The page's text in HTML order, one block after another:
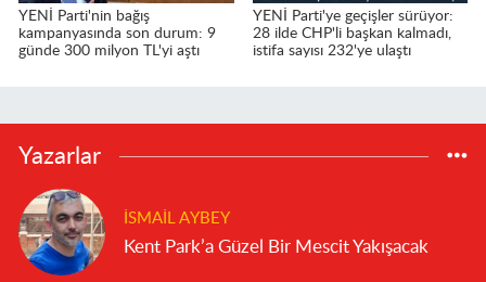
YENİ Parti'nin bağış
kampanyasında son durum: 9
günde 300 milyon TL'yi aştı
YENİ Parti'ye geçişler sürüyor:
28 ilde CHP'li başkan kalmadı,
istifa sayısı 232'ye ulaştı
Yazarlar
İSMAIL AYBEY
Kent Park’a Güzel Bir Mescit Yakışacak